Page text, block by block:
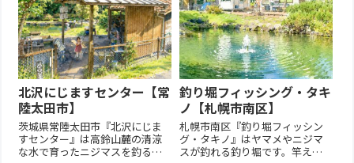
北沢にじますセンター【常
陸太田市】
茨城県常陸太田市『北沢にじま
すセンター』は高鈴山麓の清涼
な水で育ったニジマスを釣る事
釣り堀フィッシング・タキ
ノ【札幌市南区】
札幌市南区『釣り堀フィッシン
グ・タキノ』はヤマメやニジマ
スが釣れる釣り堀です。竿えさ